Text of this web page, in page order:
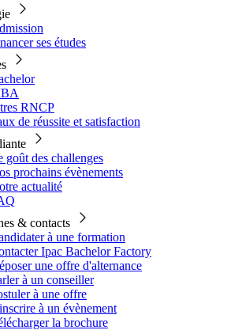
ses études
RNCP
de réussite et satisfaction
goût des challenges
prochains évènements
actualité
& contacts
à une formation
Ipac Bachelor Factory
une offre d'alternance
à un conseiller
à une offre
à un évènement
la brochure